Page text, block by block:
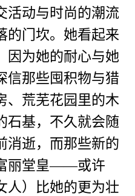
活动与时尚的潮流
的门坎。她看起来
因为她的耐心与她
信那些囤积物与猎
、荒芜花园里的木
石基，不久就会随
消逝，而那些新的
丽堂皇——或许
人）比她的更为壮